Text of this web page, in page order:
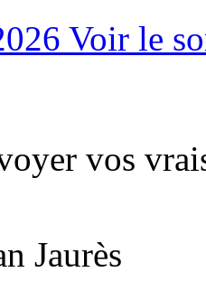
Voir le
vos
Jaurès